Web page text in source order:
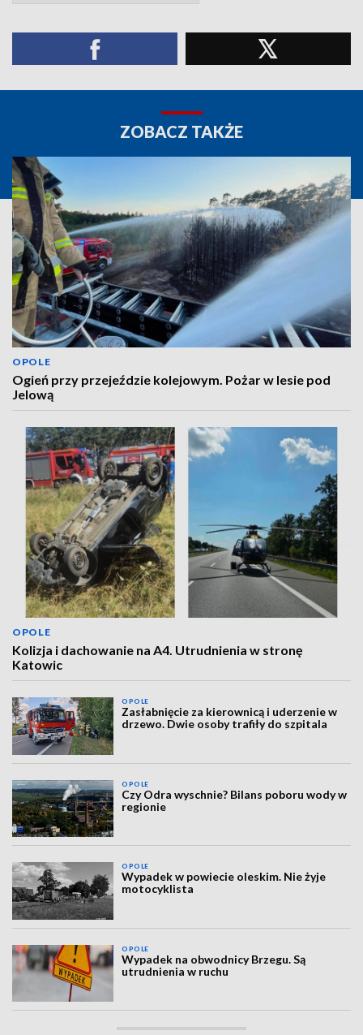
ZOBACZ TAKŻE
OPOLE
Ogień przy przejeździe kolejowym. Pożar w lesie pod
Jelową
OPOLE
Kolizja i dachowanie na A4. Utrudnienia w stronę
Katowic
OPOLE
Zasłabnięcie za kierownicą i uderzenie w
drzewo. Dwie osoby trafiły do szpitala
OPOLE
Czy Odra wyschnie? Bilans poboru wody w
regionie
OPOLE
Wypadek w powiecie oleskim. Nie żyje
motocyklista
OPOLE
Wypadek na obwodnicy Brzegu. Są
utrudnienia w ruchu